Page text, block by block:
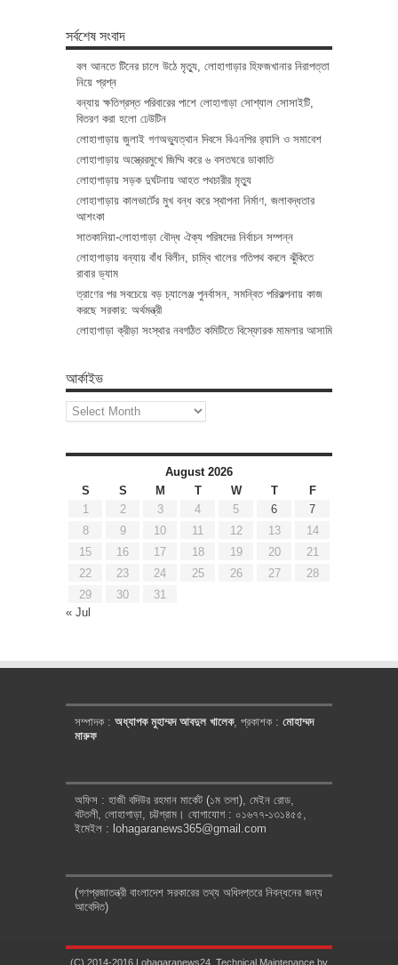
সর্বশেষ সংবাদ
বল আনতে টিনের চালে উঠে মৃত্যু, লোহাগাড়ার হিফজখানার নিরাপত্তা
নিয়ে প্রশ্ন
বন্যায় ক্ষতিগ্রস্ত পরিবারের পাশে লোহাগাড়া সোশ্যাল সোসাইটি,
বিতরণ করা হলো ঢেউটিন
লোহাগাড়ায় জুলাই গণঅভ্যুত্থান দিবসে বিএনপির র‌্যালি ও সমাবেশ
লোহাগাড়ায় অস্ত্রেরমুখে জিম্মি করে ৬ বসতঘরে ডাকাতি
লোহাগাড়ায় সড়ক দুর্ঘটনায় আহত পথচারীর মৃত্যু
লোহাগাড়ায় কালভার্টের মুখ বন্ধ করে স্থাপনা নির্মাণ, জলাবদ্ধতার
আশংকা
সাতকানিয়া-লোহাগাড়া বৌদ্ধ ঐক্য পরিষদের নির্বাচন সম্পন্ন
লোহাগাড়ায় বন্যায় বাঁধ বিলীন, চাম্বি খালের গতিপথ বদলে ঝুঁকিতে
রাবার ড্যাম
ত্রাণের পর সবচেয়ে বড় চ্যালেঞ্জ পুনর্বাসন, সমন্বিত পরিকল্পনায় কাজ
করছে সরকার: অর্থমন্ত্রী
লোহাগাড়া ক্রীড়া সংস্থার নবগঠিত কমিটিতে বিস্ফোরক মামলার আসামি
আর্কাইভ
আর্কাইভ
August 2026
S
S M T W T
F
1
2 3 4 5 6
7
8
9 10 11 12 13
14
15
16 17 18 19 20
21
22
23 24 25 26 27
28
29
30
31
« Jul
সম্পাদক : অধ্যাপক মুহাম্মদ আবদুল খালেক, প্রকাশক : মোহাম্মদ
মারুফ
অফিস : হাজী বদিউর রহমান মার্কেট (১ম তলা), মেইন রোড,
বটতলী, লোহাগাড়া, চট্টগ্রাম। যোগাযোগ : ০১৬৭৭-১৩১৪৫৫,
ইমেইল : lohagaranews365@gmail.com
(গণপ্রজাতন্ত্রী বাংলাদেশ সরকারের তথ্য অধিদপ্তরে নিবন্ধনের জন্য
আবেদিত)
(C) 2014-2016 Lohagaranews24. Technical Maintenance by